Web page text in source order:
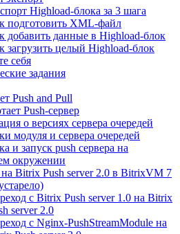
Highload-блока за 3 шага
подготовить XML-файл
добавить данные в Highload-блок
загрузить целый Highload-блок
себя
задания
Push and Pull
Push-сервер
о версиях сервера очередей
модуля и сервера очередей
и запуск push сервера на
окружении
Bitrix Push server 2.0 в BitrixVM 7
с Bitrix Push server 1.0 на Bitrix
server 2.0
с Nginx-PushStreamModule на